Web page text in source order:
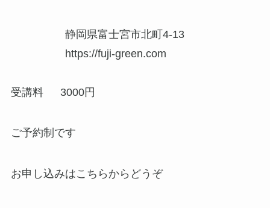
静岡県富士宮市北町4-13
https://fuji-green.com
受講料 3000円
ご予約制です
お申し込みはこちらからどうぞ